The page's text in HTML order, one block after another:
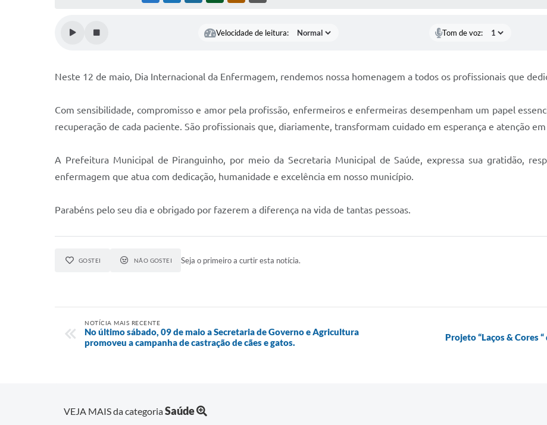
Velocidade de leitura: Tom de voz:
Neste 12 de maio, Dia Internacional da Enfermagem, rendemos nossa homenagem a todos os profissionais que
Com sensibilidade, compromisso e amor pela profissão, enfermeiros e enfermeiras desempenham um papel
recuperação de cada paciente. São profissionais que, diariamente, transformam cuidado em esperança e atenção
A Prefeitura Municipal de Piranguinho, por meio da Secretaria Municipal de Saúde, expressa sua gratidão,
enfermagem que atua com dedicação, humanidade e excelência em nosso município.
Parabéns pelo seu dia e obrigado por fazerem a diferença na vida de tantas pessoas.
GOSTEI NÃO GOSTEI Seja o primeiro a curtir esta notícia.
NOTÍCIA MAIS RECENTE
No último sábado, 09 de maio a Secretaria de Governo e Agricultura
promoveu a campanha de castração de cães e gatos.
Projeto “Laços & Cores
VEJA MAIS da categoriaSaúde